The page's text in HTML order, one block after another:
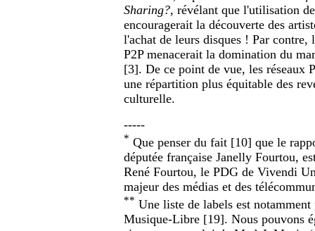
Sharing?, révélant que l'utilisation
encouragerait la découverte des
l'achat de leurs disques ! Par contre,
P2P menacerait la domination du
[3]. De ce point de vue, les réseaux
une répartition plus équitable des
culturelle.
-----
* Que penser du fait [10] que le
députée française Janelly Fourtou,
René Fourtou, le PDG de Vivendi
majeur des médias et des
** Une liste de labels est notamment
Musique-Libre [19]. Nous pouvons